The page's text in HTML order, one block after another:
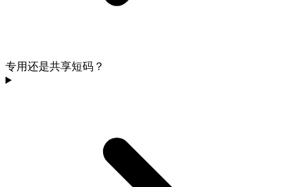
专用还是共享短码？